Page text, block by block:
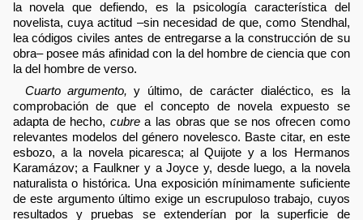
la novela que defiendo, es la psicología característica del
novelista, cuya actitud –sin necesidad de que, como Stendhal,
lea códigos civiles antes de entregarse a la construcción de su
obra– posee más afinidad con la del hombre de ciencia que con
la del hombre de verso.
Cuarto argumento, y último, de carácter dialéctico, es la
comprobación de que el concepto de novela expuesto se
adapta de hecho, cubrea las obras que se nos ofrecen como
relevantes modelos del género novelesco. Baste citar, en este
esbozo, a la novela picaresca; al Quijote y a los Hermanos
Karamázov; a Faulkner y a Joyce y, desde luego, a la novela
naturalista o histórica. Una exposición mínimamente suficiente
de este argumento último exige un escrupuloso trabajo, cuyos
resultados y pruebas se extenderían por la superficie de